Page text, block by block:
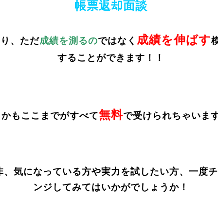
帳票返却面談
、ただ成績を測るのではなく 成績を伸ばす
することができます！！
もここまでがすべて無料で受けられちゃいま
、気になっている方や実力を試したい方、一度
ンジしてみてはいかがでしょうか！